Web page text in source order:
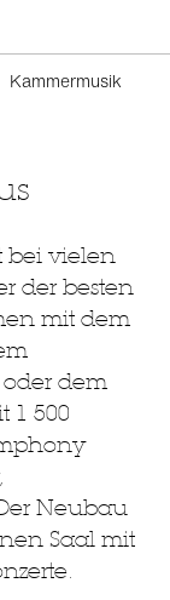
Kammermusik
bei vielen
der besten
mit dem
dem
1 500
Neubau
Saal mit